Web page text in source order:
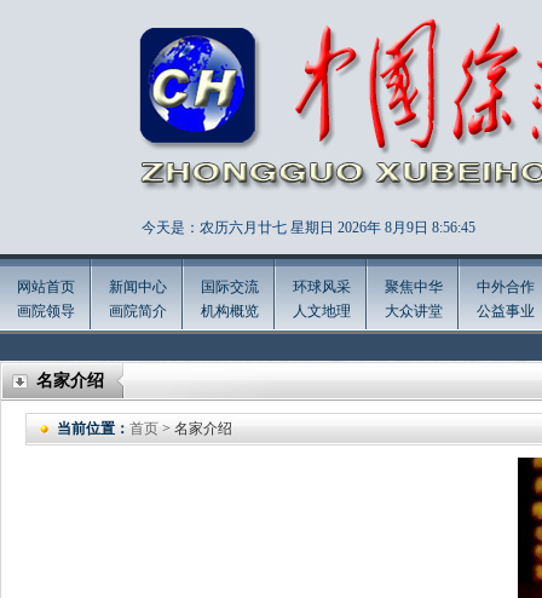
今天是：农历六月廿七 星期日 2026年 8月9日 8:56:46
网站首页
画院领导
新闻中心
画院简介
国际交流
机构概览
环球风采
人文地理
聚焦中华
大众讲堂
中外合作
公益事业
名家介绍
当前位置： 首页 > 名家介绍